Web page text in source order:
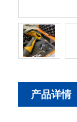
产品详情